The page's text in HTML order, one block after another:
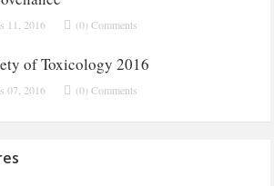
11, 2016 (0) Comments
of Toxicology 2016
07, 2016 (0) Comments